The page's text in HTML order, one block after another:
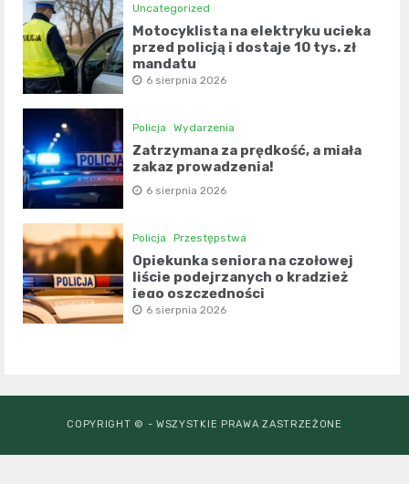
Uncategorized
Motocyklista na elektryku ucieka
przed policją i dostaje 10 tys. zł
mandatu
6 sierpnia 2026
Policja Wydarzenia
Zatrzymana za prędkość, a miała
zakaz prowadzenia!
6 sierpnia 2026
Policja Przestępstwa
Opiekunka seniora na czołowej
liście podejrzanych o kradzież
jego oszczędności
6 sierpnia 2026
COPYRIGHT © - WSZYSTKIE PRAWA ZASTRZEŻONE